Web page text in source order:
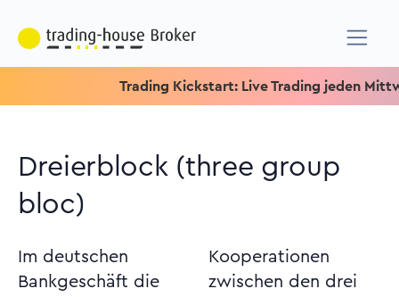
Trading Kickstart: Live Trading jeden
Dreierblock (three group
bloc)
Im deutschen
Bankgeschäft die
Kooperationen
zwischen den drei